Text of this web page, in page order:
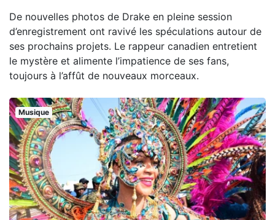
De nouvelles photos de Drake en pleine session
d’enregistrement ont ravivé les spéculations autour de
ses prochains projets. Le rappeur canadien entretient
le mystère et alimente l’impatience de ses fans,
toujours à l’affût de nouveaux morceaux.
Musique